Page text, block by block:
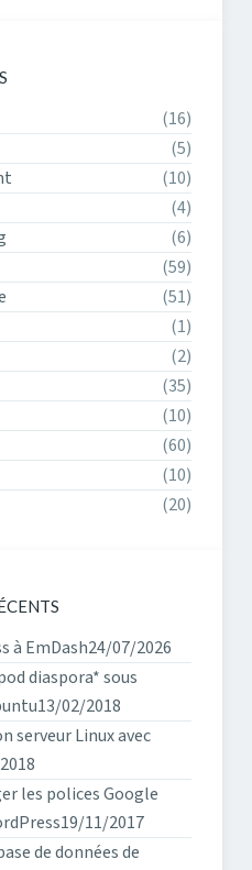
(16)
(5)
(10)
(4)
(6)
(59)
(51)
(1)
(2)
(35)
(10)
(60)
(10)
(20)
à EmDash24/07/2026
diaspora* sous
13/02/2018
serveur Linux avec
les polices Google
19/11/2017
de données de